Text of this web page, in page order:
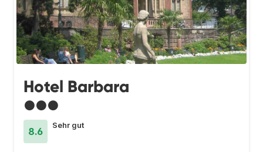
Hotel Barbara
●●●
8.6
Sehr gut